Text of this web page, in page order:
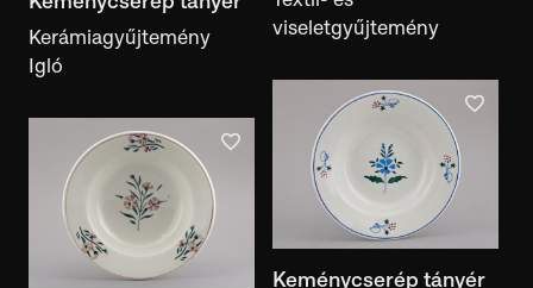
kiállítás
Dokumentumtípus
Képekkel Kiállításban
Irodalmi hivatkozással
Feliratos
Megtalálható a Motívumalkotóban
viseletgyűjtemény
Kerámiagyűjtemény
Igló
Keménycserép tányér